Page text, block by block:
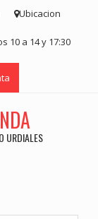
Ubicacion
10 a 14 y 17:30
URDIALES